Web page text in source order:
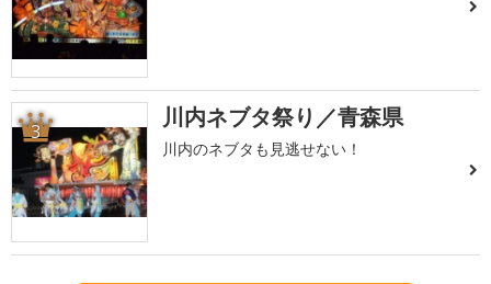
3 川内ネブタ祭り／青森県
川内のネブタも見逃せない！